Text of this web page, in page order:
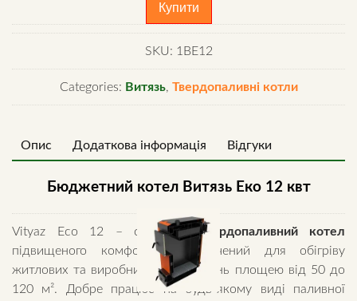
квт
quantity
Купити
SKU: 1ВЕ12
Categories: Витязь, Твердопаливні котли
Опис Додаткова інформація Відгуки
Бюджетний котел Витязь Еко 12 квт
Vityaz Eco 12 – сучаснийтвердопаливний котел
підвищеного комфорту, призначений для обігріву
житлових та виробничих приміщень площею від 50 до
120 м². Добре працює на будь-якому виді паливної